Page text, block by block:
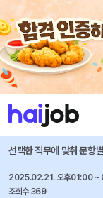
채용공고 자소서 자유항
온더플래닛 즐겨찾기
2025 하이패스 인
선택한 직무에 맞춰 문항
2025.02.21. 오후01:00 ~
조회수 369